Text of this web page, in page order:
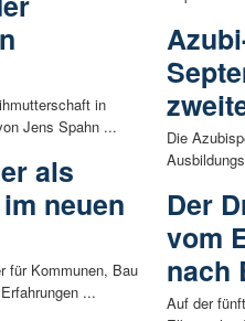
in
Jens Spahn ...
als
neuen
für Kommunen, Bau
...
Die
Der
vom
nach
Auf der